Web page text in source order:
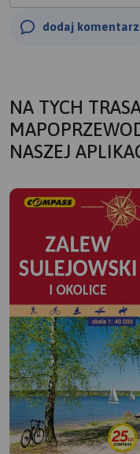
dodaj komentarz
NA TYCH
NASZEJ